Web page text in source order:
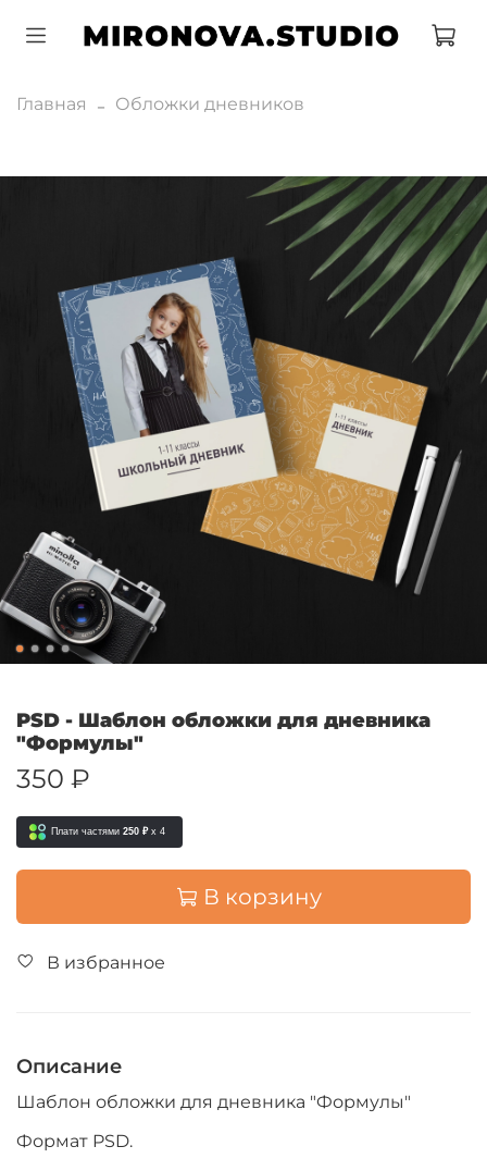
Главная Обложки дневников
PSD - Шаблон обложки для дневника
"Формулы"
350 ₽
Плати частями 250 ₽ x 4
В корзину
В избранное
Описание
Шаблон обложки для дневника "Формулы"
Формат PSD.